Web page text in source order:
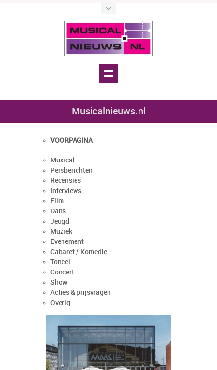
Musicalnieuws.nl
VOORPAGINA
Musical
Persberichten
Recensies
Interviews
Film
Dans
Jeugd
Muziek
Evenement
Cabaret / Komedie
Toneel
Concert
Show
Acties & prijsvragen
Overig